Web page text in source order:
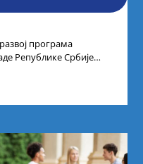
програма
Републике Србије